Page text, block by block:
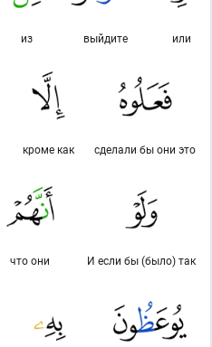
или
выйдите
из
сделали бы они это
кроме как
И если бы (было) так
что они